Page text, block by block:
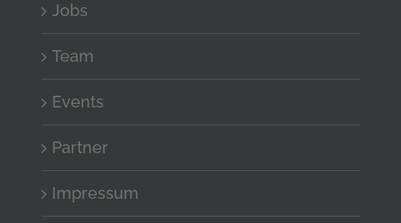
Jobs
Team
Events
Partner
Impressum